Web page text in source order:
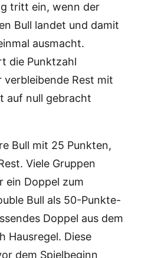
tritt ein, wenn der
Bull landet und damit
ausmacht.
die Punktzahl
verbleibende Rest mit
auf null gebracht
Bull mit 25 Punkten,
Viele Gruppen
ein Doppel zum
Bull als 50-Punkte-
Doppel aus dem
Hausregel. Diese
dem Spielbeginn